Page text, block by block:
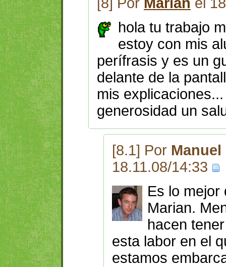
hola tu trabajo
estoy con mis
perífrasis y es un
delante de la
mis
generosidad un
[8.1] Por
18.11.08/14:33
Es lo mejor
Marian.
hacen
esta labor en el
estamos